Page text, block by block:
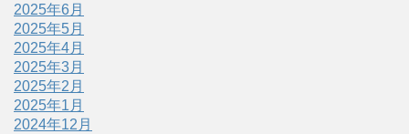
2025年6月
2025年5月
2025年4月
2025年3月
2025年2月
2025年1月
2024年12月